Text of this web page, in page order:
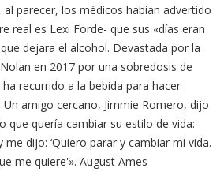
al parecer, los médicos habían advertido
real es Lexi Forde- que sus «días eran
dejara el alcohol. Devastada por la
en 2017 por una sobredosis de
recurrido a la bebida para hacer
amigo cercano, Jimmie Romero, dijo
que quería cambiar su estilo de vida:
dijo: ‘Quiero parar y cambiar mi vida.
me quiere'». August Ames